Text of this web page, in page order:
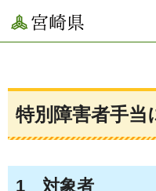
宮崎県
特別障害者手当
1 対象者